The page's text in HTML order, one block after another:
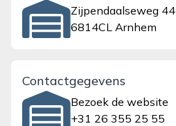
Zijpendaalseweg 44
6814CL Arnhem
Contactgegevens
Bezoek de website
+31 26 355 25 55